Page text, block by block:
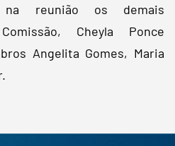
na reunião os demais
Cheyla Ponce
Angelita Gomes, Maria